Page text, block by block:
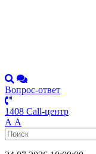
Вопрос-ответ
1408 Call-центр
А А